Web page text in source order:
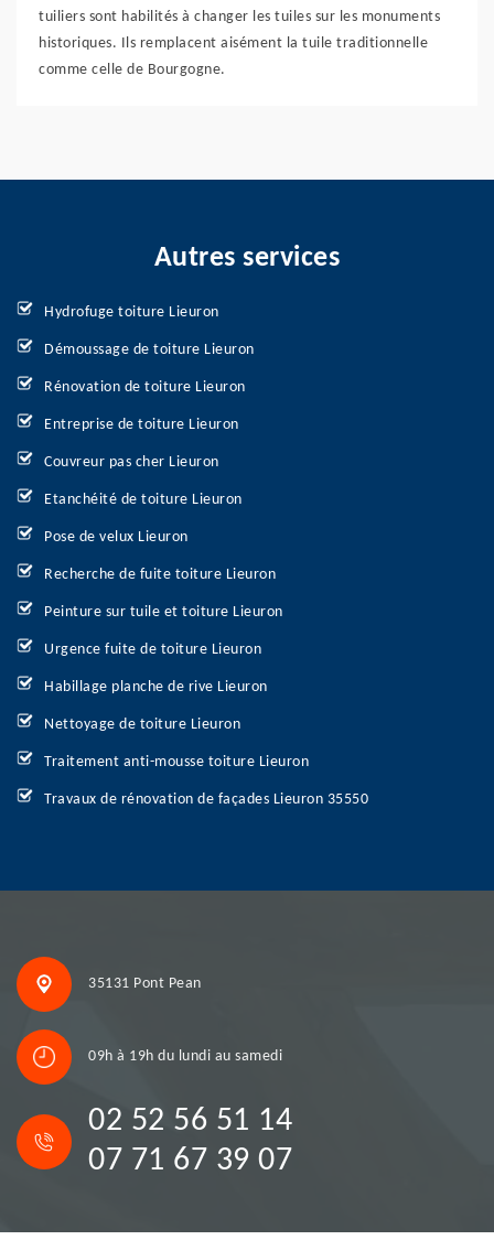
tuiliers sont habilités à changer les tuiles sur les monuments
historiques. Ils remplacent aisément la tuile traditionnelle
comme celle de Bourgogne.
Autres services
Hydrofuge toiture Lieuron
Démoussage de toiture Lieuron
Rénovation de toiture Lieuron
Entreprise de toiture Lieuron
Couvreur pas cher Lieuron
Etanchéité de toiture Lieuron
Pose de velux Lieuron
Recherche de fuite toiture Lieuron
Peinture sur tuile et toiture Lieuron
Urgence fuite de toiture Lieuron
Habillage planche de rive Lieuron
Nettoyage de toiture Lieuron
Traitement anti-mousse toiture Lieuron
Travaux de rénovation de façades Lieuron 35550
35131 Pont Pean
09h à 19h du lundi au samedi
02 52 56 51 14
07 71 67 39 07